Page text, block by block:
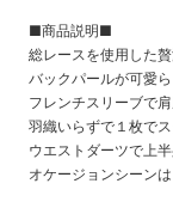
■商品説明■
総レースを使用した
バックパールが可愛
フレンチスリーブで
羽織いらずで１枚で
ウエストダーツで上
オケージョンシーン